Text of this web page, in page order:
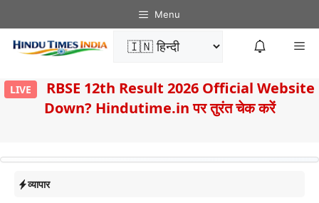
to
content
Menu
LIVE
RBSE 12th Result 2026 Official Website
Down? Hindutime.in पर तुरंत चेक करें
व्यापार